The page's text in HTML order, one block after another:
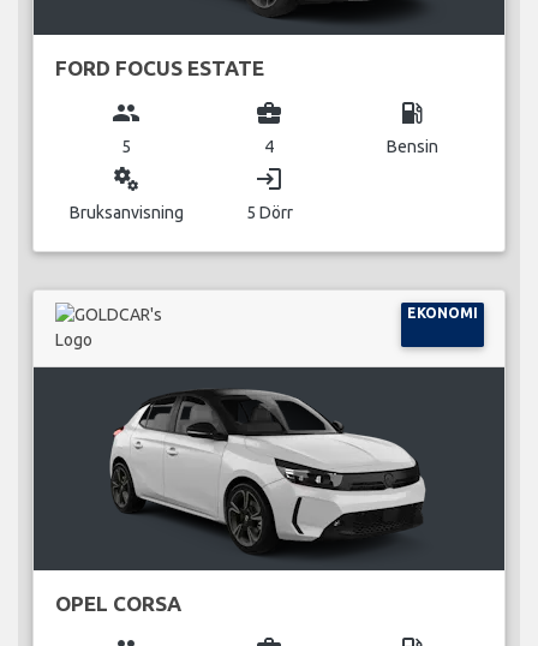
FORD FOCUS ESTATE
group
5
business_center
4
local_gas_station
Bensin
miscellaneous_services
Bruksanvisning
login
5 Dörr
EKONOMI
OPEL CORSA